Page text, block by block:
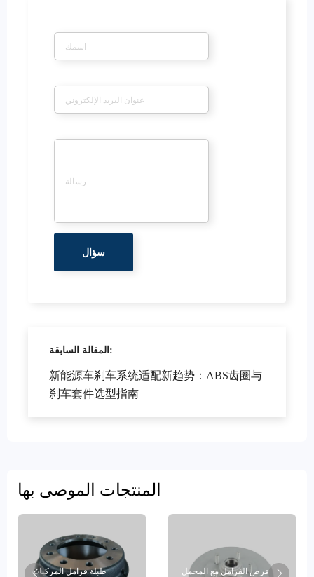
المقالة السابقة:
新能源车刹车系统适配新趋势：ABS齿圈与
刹车套件选型指南
المنتجات الموصى بها
طبلة فرامل المركبات
قرص الفرامل مع المحمل